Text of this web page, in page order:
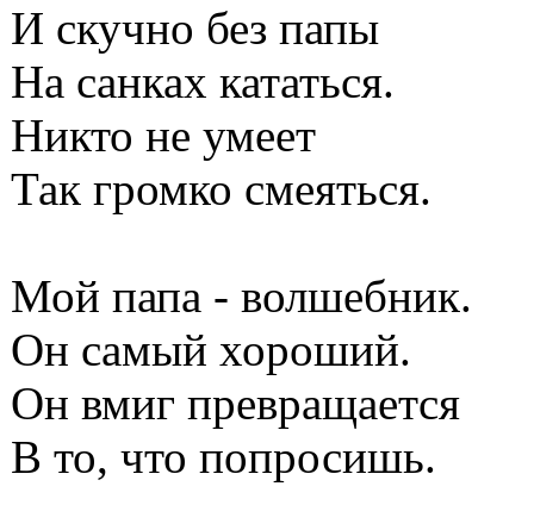
И скучно без папы
На санках кататься.
Никто не умеет
Так громко смеяться.
Мой папа - волшебник.
Он самый хороший.
Он вмиг превращается
В то, что попросишь.